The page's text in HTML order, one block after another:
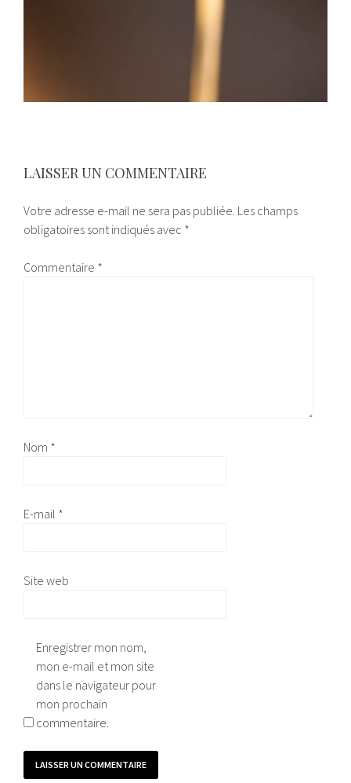
LAISSER UN COMMENTAIRE
Votre adresse e-mail ne sera pas publiée. Les champs
obligatoires sont indiqués avec *
Commentaire *
Nom *
E-mail *
Site web
Enregistrer mon nom,
mon e-mail et mon site
dans le navigateur pour
mon prochain
commentaire.